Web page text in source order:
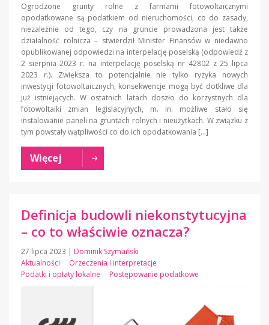
Ogrodzone grunty rolne z farmami fotowoltaicznymi
opodatkowane są podatkiem od nieruchomości, co do zasady,
niezależnie od tego, czy na gruncie prowadzona jest także
działalność rolnicza – stwierdził Minister Finansów w niedawno
opublikowanej odpowiedzi na interpelację poselską (odpowiedź z
2 sierpnia 2023 r. na interpelację poselską nr 42802 z 25 lipca
2023 r.). Zwiększa to potencjalnie nie tylko ryzyka nowych
inwestycji fotowoltaicznych, konsekwencje mogą być dotkliwe dla
już istniejących. W ostatnich latach doszło do korzystnych dla
fotowoltaiki zmian legislacyjnych, m. in. możliwe stało się
instalowanie paneli na gruntach rolnych i nieużytkach. W związku z
tym powstały wątpliwości co do ich opodatkowania […]
Więcej
Definicja budowli niekonstytucyjna
– co to właściwie oznacza?
27 lipca 2023 | Dominik Szymański
Aktualności
Orzeczenia i interpretacje
Podatki i opłaty lokalne
Postępowanie podatkowe